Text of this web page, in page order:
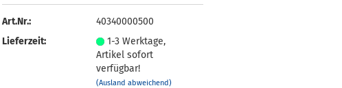
Art.Nr.:
40340000500
Lieferzeit:
1-3 Werktage,
Artikel sofort
verfügbar!
(Ausland abweichend)